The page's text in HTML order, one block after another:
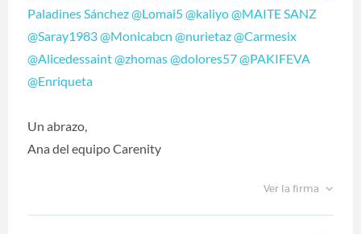
Paladines Sánchez@Lomai5@kaliyo@MAITE SANZ
@Saray1983@Monicabcn @nurietaz@Carmesix
@Alicedessaint@zhomas@dolores57@PAKIFEVA
@Enriqueta
Un abrazo,
Ana del equipo Carenity
Ver la firma